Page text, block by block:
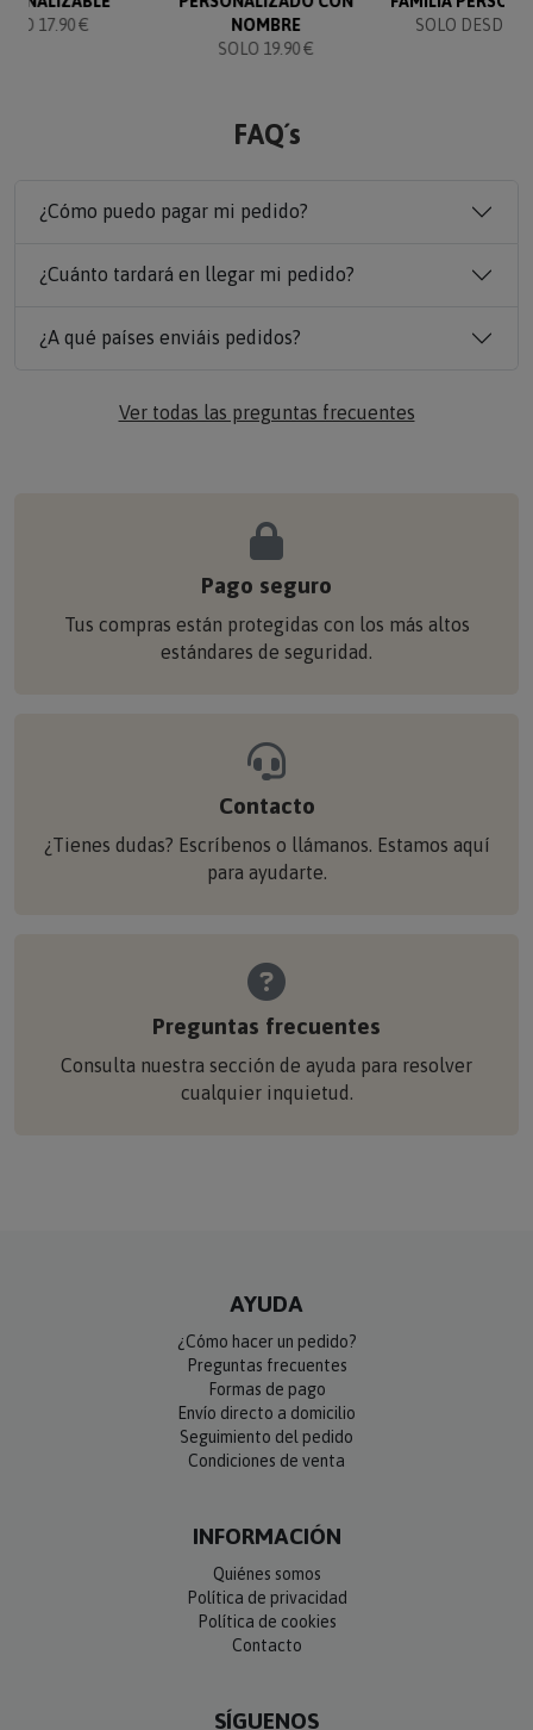
17.90 €
NOMBRE
SOLO 19.90 €
SOLO DESDE
FAQ´s
¿Cómo puedo pagar mi pedido?
¿Cuánto tardará en llegar mi pedido?
¿A qué países enviáis pedidos?
Ver todas las preguntas frecuentes
Pago seguro
Tus compras están protegidas con los más altos
estándares de seguridad.
Contacto
¿Tienes dudas? Escríbenos o llámanos. Estamos aquí
para ayudarte.
Preguntas frecuentes
Consulta nuestra sección de ayuda para resolver
cualquier inquietud.
AYUDA
¿Cómo hacer un pedido?
Preguntas frecuentes
Formas de pago
Envío directo a domicilio
Seguimiento del pedido
Condiciones de venta
INFORMACIÓN
Quiénes somos
Política de privacidad
Política de cookies
Contacto
SÍGUENOS